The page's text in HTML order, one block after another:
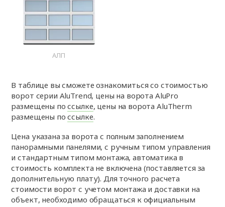
АЛП
В таблице вы сможете ознакомиться со стоимостью
ворот серии AluTrend, цены на ворота AluPro
размещены поссылке, цены на ворота AluTherm
размещены поссылке.
Цена указана за ворота с полным заполнением
панорамными панелями, с ручным типом управления
и стандартным типом монтажа, автоматика в
стоимость комплекта не включена (поставляется за
дополнительную плату). Для точного расчета
стоимости ворот с учетом монтажа и доставки на
объект, необходимо обращаться к официальным